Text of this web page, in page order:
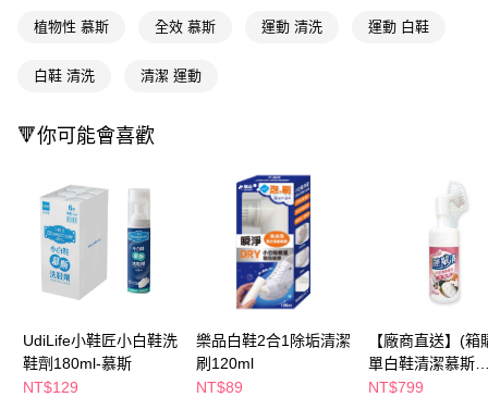
１．簡單：不需註冊會員、不需綁卡、不需儲值。
３．安心：先確認商品／服務後，再付款。
１．於結帳方式選擇「AFTEE先享後付」後，將跳轉至「AFTEE先享後付」
結帳頁面，進行簡訊認證並確認金額後，即可完成結帳。
３．收到繳費通知簡訊後14天內，點擊此簡訊中的連結，可透過四大超商／
ATM／網路銀行／等多元方式進行付款，方視為交易完成。
※ 請注意：結帳手續完成當下不需立刻繳費，但若您需要取消訂單，請聯絡
購買商品的店家。未經商家同意取消之訂單仍視為有效，需透過AFTEE先享
後付繳納相關費用。
※ 交易是否成功請以「AFTEE先享後付 」之結帳頁面顯示為準，若有關於
是否繳費成功／繳費後需取消欲退款等相關疑問，請聯繫「AFTEE先享後付
【注意事項】
１．透過由恩沛科技股份有限公司提供之「AFTEE先享後付」服務完成之交
全家取貨付款
付款後全家取貨
每筆NT$65，滿NT$390(含以上)免運費
萊爾富取貨付款
每筆NT$65，滿NT$490(含以上)免運費
付款後萊爾富取貨
每筆NT$65，滿NT$490(含以上)免運費
7-11取貨付款
每筆NT$65，滿NT$490(含以上)免運費
植物性 慕斯 全效 慕斯 運動 清洗 運動 白鞋
白鞋 清洗 清潔 運動
🔻你可能會喜歡
UdiLife小鞋匠小白鞋洗
鞋劑180ml-慕斯
NT$129
樂品白鞋2合1除垢清潔
刷120ml
NT$89
【廠商直送】(箱
單白鞋清潔慕斯
100ml*7入
NT$799